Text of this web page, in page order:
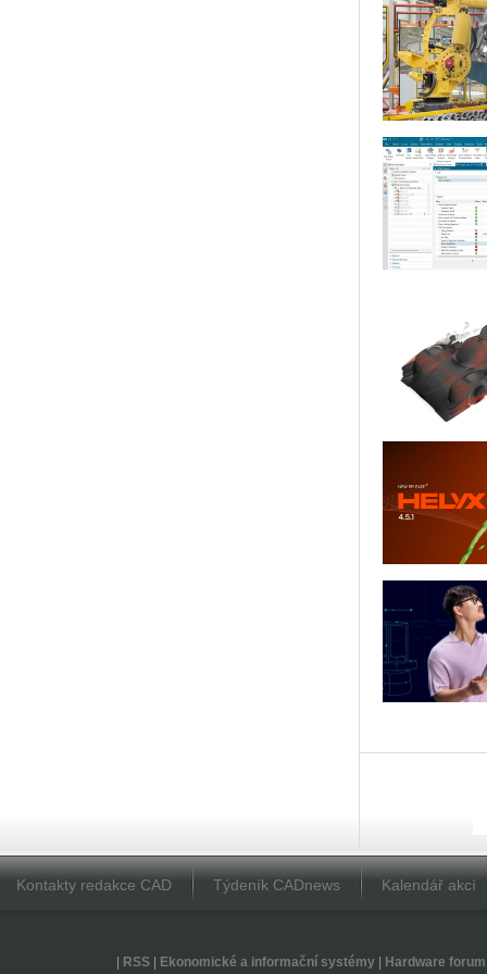
Kontakty redakce CAD Týdeník CADnews Kalendář akcí
RSS| Ekonomické a informační systémy| Hardware forum